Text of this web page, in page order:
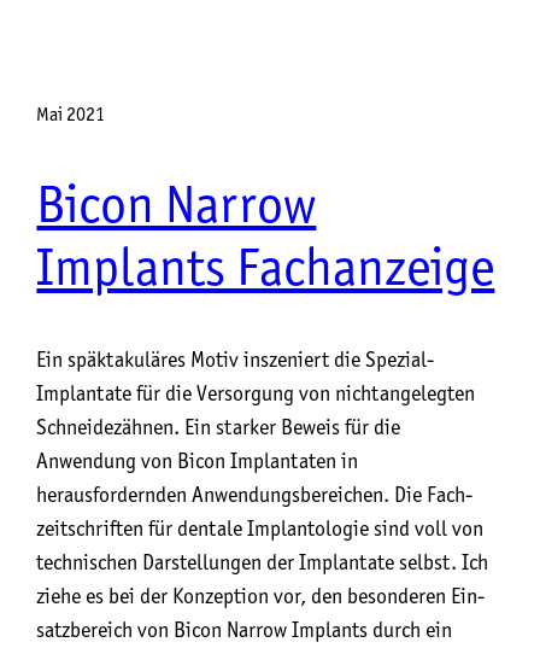
Mai 2021
Bicon Narrow
Implants Fachanzeige
Ein späktakuläres Motiv inszeniert die Spezial-
Implantate für die Versorgung von nichtangelegten
Schneidezähnen. Ein starker Beweis für die
Anwendung von Bicon Implantaten in
herausfordernden Anwendungsbereichen. Die Fach­
zeit­schrif­ten für den­ta­le Implan­to­lo­gie sind voll von
tech­ni­schen Dar­stel­lun­gen der Implan­ta­te selbst. Ich
zie­he es bei der Kon­zep­ti­on vor, den beson­de­ren Ein­
satz­be­reich von Bicon Nar­row Implants durch ein